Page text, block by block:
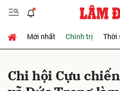
Mới nhất Chính trị Thời
Chi hội Cựu
Gửi bình luận